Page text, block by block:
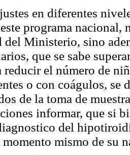
en diferentes
programa
del Ministerio, sino
que se sabe
reducir el número de
o con coágulos, se
de la toma de
informar, que si
del
momento mismo de su